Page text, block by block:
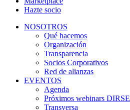
Hazte socio
NOSOTROS
Qué hacemos
Organización
Transparencia
Socios Corporativos
Red de alianzas
EVENTOS
Agenda
Próximos webinars DIRSE
Transversa